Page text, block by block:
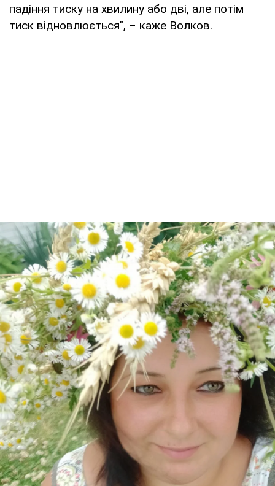
падіння тиску на хвилину або дві, але потім
тиск відновлюється", – каже Волков.